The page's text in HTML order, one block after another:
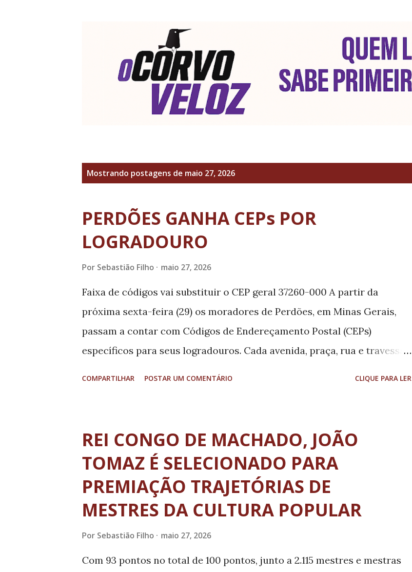
Mostrando postagens de maio 27, 2026
PERDÕES GANHA CEPs POR
LOGRADOURO
Por Sebastião Filho maio 27, 2026
Faixa de códigos vai substituir o CEP geral 37260-000 A partir da
próxima sexta-feira (29) os moradores de Perdões, em Minas Gerais,
passam a contar com Códigos de Endereçamento Postal (CEPs)
específicos para seus logradouros. Cada avenida, praça, rua e travessa
Os novos CEPs estão na faixa entre 37256-000 a 37260-999,
substituindo o código geral 37260-000, que até então vinha sendo
utilizado para todos os logradouros. Os CEPs específicos estarão
disponíveis para consulta no site dos Correios e também nas agências
da estatal em Perdões a partir de 29 de maio. A atualização permite
Para tanto, os Correios recomendam que a população entre em
COMPARTILHAR POSTAR UM COMENTÁRIO CLIQUE PARA LER
REI CONGO DE MACHADO, JOÃO
TOMAZ É SELECIONADO PARA
PREMIAÇÃO TRAJETÓRIAS DE
MESTRES DA CULTURA POPULAR
Por Sebastião Filho maio 27, 2026
Com 93 pontos no total de 100 pontos, junto a 2.115 mestres e mestras